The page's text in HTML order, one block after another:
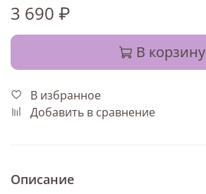
3 690 ₽
В корзину
В избранное
Добавить в сравнение
Описание